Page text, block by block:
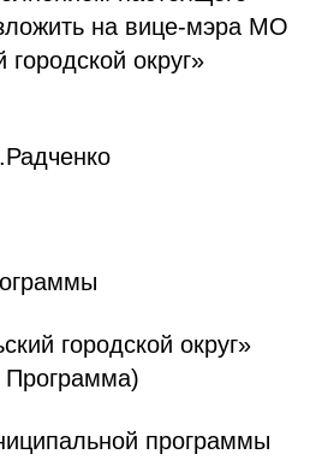
на вице-мэра МО
округ»
городской округ»
Программа)
программы